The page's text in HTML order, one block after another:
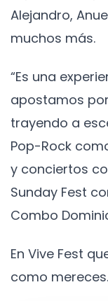
Alejandro,
muchos más.
“Es una
apostamos
trayendo a
Pop-Rock
y conciertos
Sunday Fest
Combo
En Vive Fest
como mereces.